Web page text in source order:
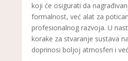
koji će osigurati da
formalnost, već alat za
profesionalnog razvoja. U
korake za stvaranje sustava
doprinosi boljoj atmosferi i